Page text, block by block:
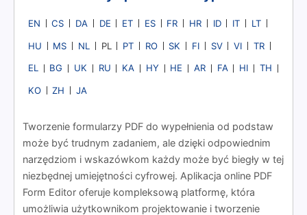
EN CS DA DE ET ES FR HR ID IT LT
HU MS NL PL PT RO SK FI SV VI TR
EL BG UK RU KA HY HE AR FA HI TH
KO ZH JA
Tworzenie formularzy PDF do wypełnienia od podstaw
może być trudnym zadaniem, ale dzięki odpowiednim
narzędziom i wskazówkom każdy może być biegły w tej
niezbędnej umiejętności cyfrowej. Aplikacja online PDF
Form Editor oferuje kompleksową platformę, która
umożliwia użytkownikom projektowanie i tworzenie